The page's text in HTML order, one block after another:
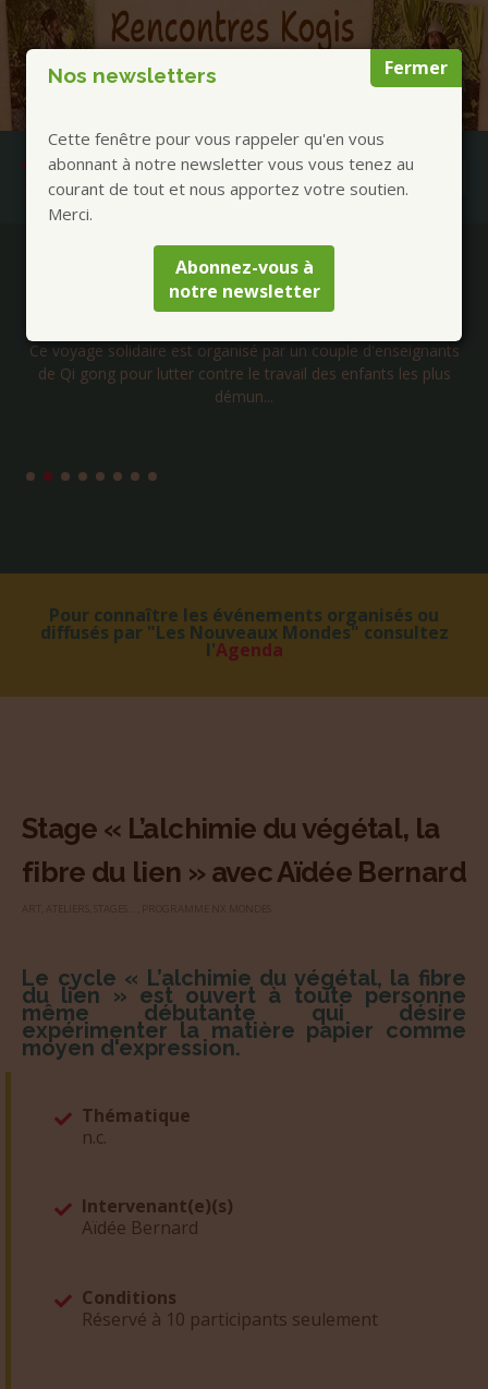
Fermer
Nos newsletters
Cette fenêtre pour vous rappeler qu'en vous
abonnant à notre newsletter vous vous tenez au
courant de tout et nous apportez votre soutien.
Merci.
Abonnez-vous à
notre newsletter
Publications à la Une !
Voyage solidaire au Cambodge – Janvier 2027
Ce voyage solidaire est organisé par un couple d'enseignants
de Qi gong pour lutter contre le travail des enfants les plus
démun...
Pour connaître les événements organisés ou
diffusés par "Les Nouveaux Mondes" consultez
l'Agenda
Stage « L’alchimie du végétal, la
fibre du lien » avec Aïdée Bernard
Le cycle « L’alchimie du végétal, la fibre
du lien » est ouvert à toute personne
même débutante qui désire
expérimenter la matière papier comme
moyen d'expression.
Thématique
n.c.
Intervenant(e)(s)
Aïdée Bernard
Conditions
Réservé à 10 participants seulement